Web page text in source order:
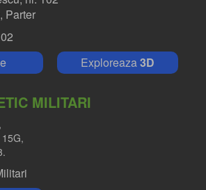
Parter
Exploreaza3D
MILITARI